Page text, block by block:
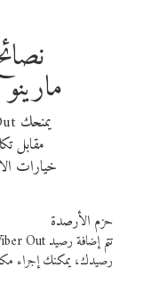
مقابل
خيارات
حزم الأرصدة
رصيدك، يمكنك إجراء